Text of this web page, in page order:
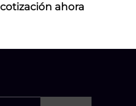
cotización ahora